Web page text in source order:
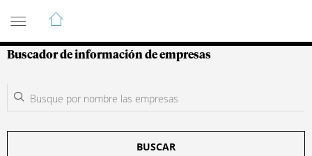
Guía de Empresas Colombianas
Buscador de información de empresas
BUSCAR